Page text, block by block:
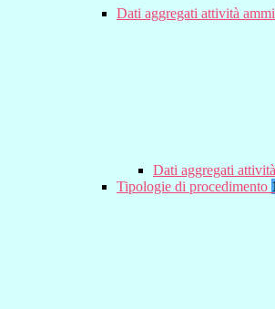
Dati aggregati attività
Dati aggregati
Tipologie di procedimento 1